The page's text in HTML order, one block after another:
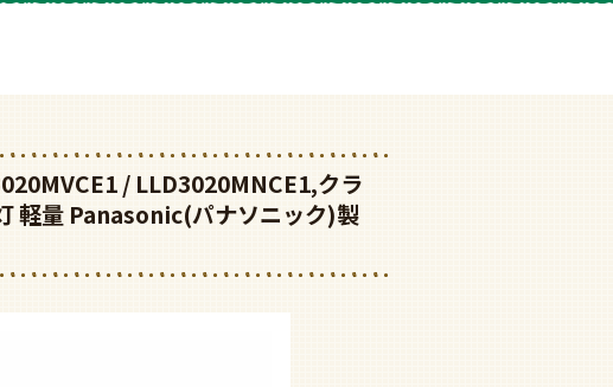
/ LLD3020MNCE1,クラ
軽量 Panasonic(パナソニック)製